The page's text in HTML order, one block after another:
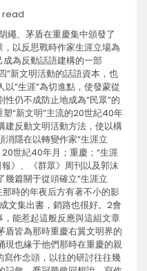
read
繩、茅盾在重慶集中頒發了
以反思戰時作家生涯立場為
成為反動話語建構的一部
”新文明活動的話語資本，也
“生涯”為切進點，使發蒙從
仍不成防止地成為“民眾”的
“新文明”主流的20世紀40年
建反動文明活動方法，使以構
消隱在以轉變作家“生涯立
世紀40年月；重慶；“生涯
》、《群眾》周刊以及郭沫
幾篇關于從頭確立“生涯立
時的年夜后方有著不小的影
文集出書，銷路也很好。2會
，能惹起這般反應與這組文章
盾皆為那時重慶右翼文明界的
現也緣于他們那時在重慶的親
作念頭，以往的研討往往幾